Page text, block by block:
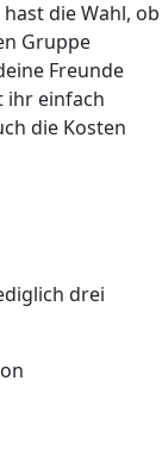
hast die Wahl, ob
Gruppe
Freunde
ihr einfach
die Kosten
drei